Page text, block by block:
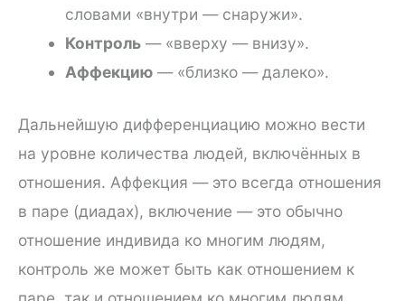
словами «внутри — снаружи».
Контроль— «вверху — внизу».
Аффекцию— «близко — далеко».
Дальнейшую дифференциацию можно вести
на уровне количества людей, включённых в
отношения. Аффекция — это всегда отношения
в паре (диадах), включение — это обычно
отношение индивида ко многим людям,
контроль же может быть как отношением к